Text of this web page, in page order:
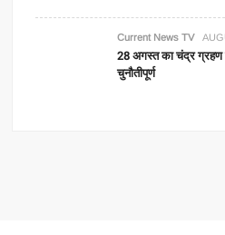
Current News TV
28 अगस्त का चंद्र ग्रहण
चुनौतीपूर्ण